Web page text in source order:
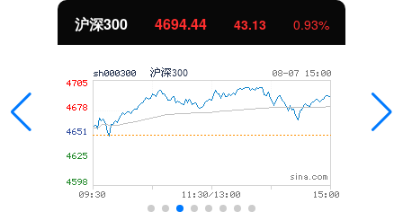
沪深300 4694.44 43.13 0.93%